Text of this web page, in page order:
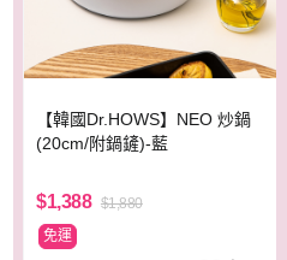
【韓國Dr.HOWS】NEO 炒鍋
(20cm/附鍋鏟)-藍
$1,388 $1,880
免運